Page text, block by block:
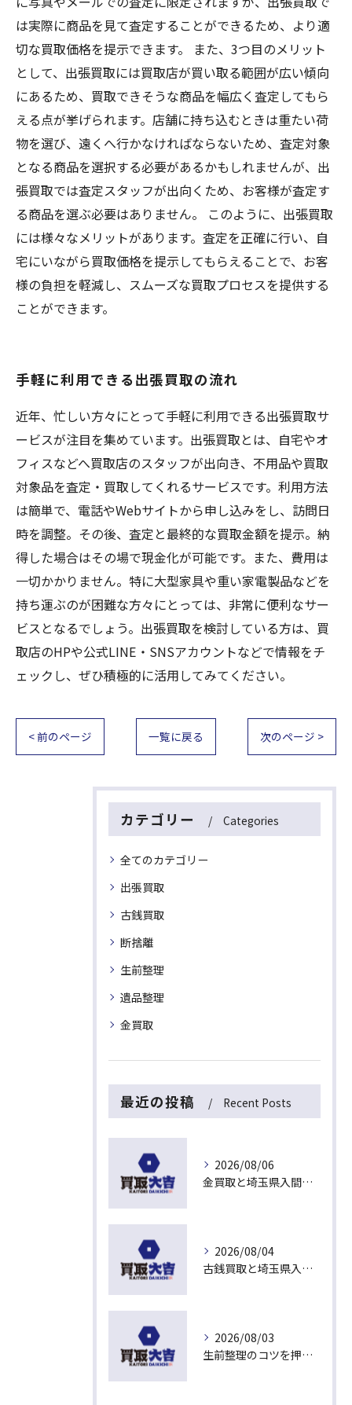
は実際に商品を見て査定することができるため、より適
切な買取価格を提示できます。 また、3つ目のメリット
として、出張買取には買取店が買い取る範囲が広い傾向
にあるため、買取できそうな商品を幅広く査定してもら
える点が挙げられます。店舗に持ち込むときは重たい荷
物を選び、遠くへ行かなければならないため、査定対象
となる商品を選択する必要があるかもしれませんが、出
張買取では査定スタッフが出向くため、お客様が査定す
る商品を選ぶ必要はありません。 このように、出張買取
には様々なメリットがあります。査定を正確に行い、自
宅にいながら買取価格を提示してもらえることで、お客
様の負担を軽減し、スムーズな買取プロセスを提供する
ことができます。
手軽に利用できる出張買取の流れ
近年、忙しい方々にとって手軽に利用できる出張買取サ
ービスが注目を集めています。出張買取とは、自宅やオ
フィスなどへ買取店のスタッフが出向き、不用品や買取
対象品を査定・買取してくれるサービスです。利用方法
は簡単で、電話やWebサイトから申し込みをし、訪問日
時を調整。その後、査定と最終的な買取金額を提示。納
得した場合はその場で現金化が可能です。また、費用は
一切かかりません。特に大型家具や重い家電製品などを
持ち運ぶのが困難な方々にとっては、非常に便利なサー
ビスとなるでしょう。出張買取を検討している方は、買
取店のHPや公式LINE・SNSアカウントなどで情報をチ
ェックし、ぜひ積極的に活用してみてください。
< 前のページ 一覧に戻る 次のページ >
カテゴリー Categories
全てのカテゴリー
出張買取
古銭買取
断捨離
生前整理
遺品整理
金買取
最近の投稿 Recent Posts
2026/08/06
金買取と埼玉県入間市下藤沢で無料査定を活用した今売るべきか判断する最新ガイド
2026/08/04
古銭買取と埼玉県入間市東藤沢でおすすめの査定比較と相場チェックポイント
2026/08/03
生前整理のコツを押さえて埼玉県入間市上藤沢で安心して進める方法